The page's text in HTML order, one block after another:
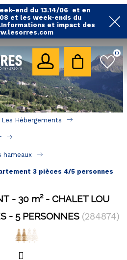
end du 13.14/06 et en
et les week-ends du
et impact des
0
nos locations
avec piscine
labellisés qualité
mécaniques ( VTT,
& BONS PLANS
Les Hébergements
hameaux
3 pièces 4/5 personnes
30 m²
CHALET LOU
5 PERSONNES (284874)